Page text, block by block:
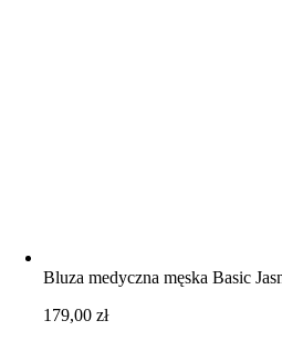
Bluza medyczna męska Basic
179,00zł